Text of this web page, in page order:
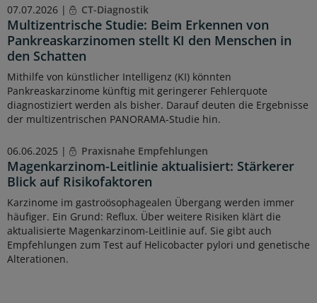
07.07.2026 | CT-Diagnostik
Multizentrische Studie: Beim Erkennen von
Pankreaskarzinomen stellt KI den Menschen in
den Schatten
Mithilfe von künstlicher Intelligenz (KI) könnten
Pankreaskarzinome künftig mit geringerer Fehlerquote
diagnostiziert werden als bisher. Darauf deuten die Ergebnisse
der multizentrischen PANORAMA-Studie hin.
06.06.2025 | Praxisnahe Empfehlungen
Magenkarzinom-Leitlinie aktualisiert: Stärkerer
Blick auf Risikofaktoren
Karzinome im gastroösophagealen Übergang werden immer
häufiger. Ein Grund: Reflux. Über weitere Risiken klärt die
aktualisierte Magenkarzinom-Leitlinie auf. Sie gibt auch
Empfehlungen zum Test auf Helicobacter pylori und genetische
Alterationen.